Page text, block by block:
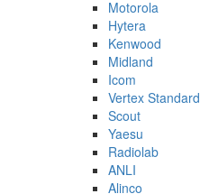
Motorola
Hytera
Kenwood
Midland
Icom
Vertex Standard
Scout
Yaesu
Radiolab
ANLI
Alinco